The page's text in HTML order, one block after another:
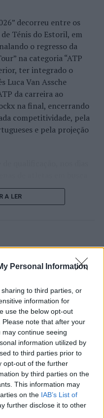
Personal Information
to third parties, or
information for
use the below opt-out
note that after your
continue seeing
information utilized by
to third parties prior to
opt-out of the further
by third parties on the
This information may
on the IAB’s List of
further disclose it to other
decorreu entre os
Ténis do Estoril, em
o regresso da
na categoria “ATP
ter integrado o
Luca Van Assche
da carreira ao
na final, encerrando
competitividade, pela
e pela projeção
A cerimónia de
do presidente da
a colocar o
internacional do
Alejandro Davidovich
(Itália), a prova
de elevado nível,
primeiro cabeça de
pelo chileno
Blockx.
da semana foi
Wawrinka ao Estoril,
do antigo vencedor
A LER
e Ofícios”
como
do município
07/08/2026